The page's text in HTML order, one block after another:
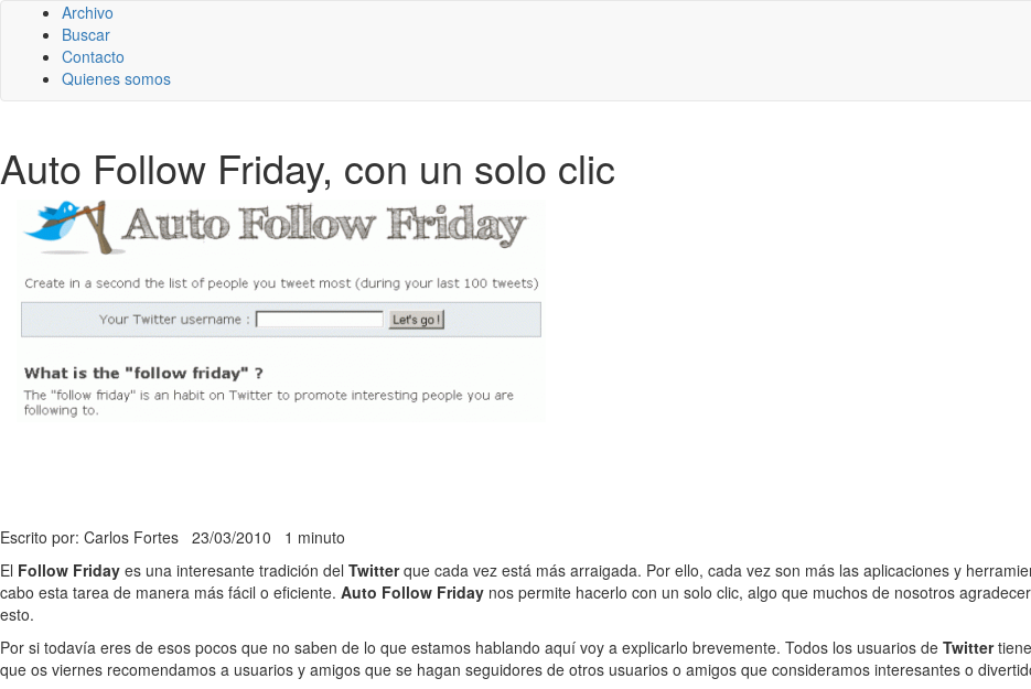
Archivo
Buscar
Contacto
Quienes somos
Auto Follow Friday, con un solo clic
Escrito por: Carlos Fortes 23/03/2010 1 minuto
El Follow Friday es una interesante tradición del Twitterque cada vez está más arraigada. Por ello, cada vez son más las aplicaciones y
cabo esta tarea de manera más fácil o eficiente. Auto Follow Friday nos permite hacerlo con un solo clic, algo que muchos de nosotros
esto.
Por si todavía eres de esos pocos que no saben de lo que estamos hablando aquí voy a explicarlo brevemente. Todos los usuarios de Twitter
que os viernes recomendamos a usuarios y amigos que se hagan seguidores de otros usuarios o amigos que consideramos interesantes o